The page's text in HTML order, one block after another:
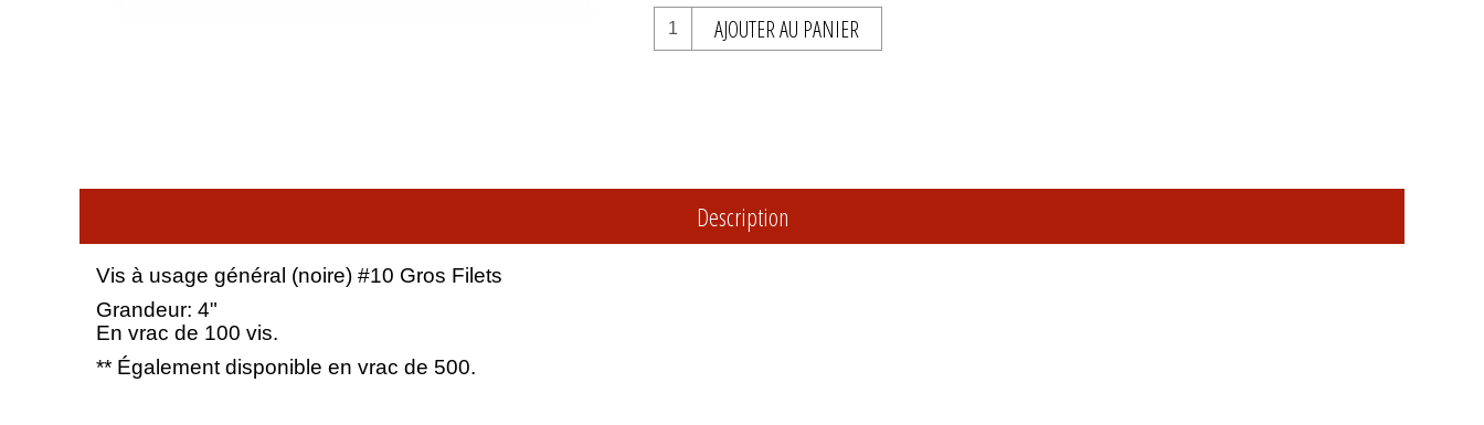
AJOUTER AU PANIER
Description
Vis à usage général (noire) #10 Gros Filets
Grandeur: 4"
En vrac de 100 vis.
** Également disponible en vrac de 500.